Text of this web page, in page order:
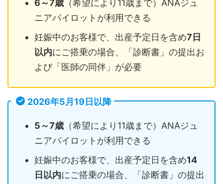
6～7歳 （希望により11歳まで）ANAジュ
ニアパイロットが利用できる
妊娠中のお客様で、出産予定日を含め7日
以内にご搭乗の場合、「診断書」の提出お
よび「医師の同伴」が必要
2026年5月19日以降
5～7歳 （希望により11歳まで）ANAジュ
ニアパイロットが利用できる
妊娠中のお客様で、出産予定日を含め14
日以内にご搭乗の場合、「診断書」の提出